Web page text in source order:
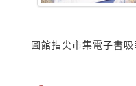
圖館指尖市集電子書吸